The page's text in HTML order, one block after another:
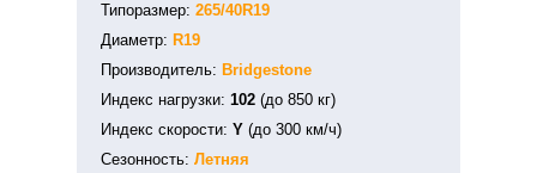
Типоразмер: 265/40R19
Диаметр: R19
Производитель: Bridgestone
Индекс нагрузки: 102 (до 850 кг)
Индекс скорости: Y (до 300 км/ч)
Сезонность: Летняя